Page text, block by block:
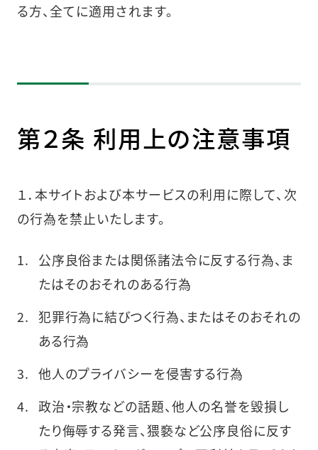
る方、全てに適用されます。
第２条 利用上の注意事項
１．本サイトおよび本サービスの利用に際して、次
の行為を禁止いたします。
公序良俗または関係諸法令に反する行為、ま
たはそのおそれのある行為
犯罪行為に結びつく行為、またはそのおそれの
ある行為
他人のプライバシーを侵害する行為
政治・宗教などの話題、他人の名誉を毀損し
たり侮辱する発言、猥褻など公序良俗に反す